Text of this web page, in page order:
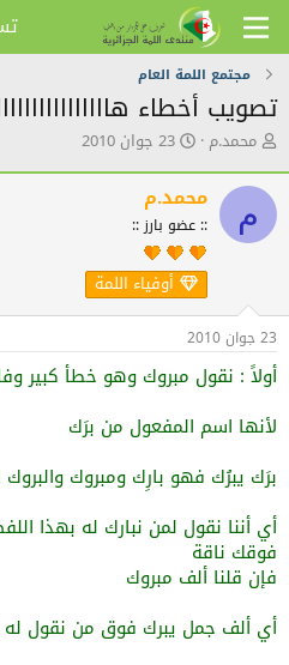
مجتمع اللمة العام
تصويب أخطاء
ك
ت
ا
ل
ض
و
ع
محمد.م ت
ر
ي
خ
ا
ل
ن
ش
23 جوان 2010
م محمد.م
:: عضو بارز ::
أوفياء اللمة
23 جوان 2010
أولاً : نقول مبروك وهو خطأ كبير
لأنها اسم المفعول من برَك
برَك يبرُك فهو بارِك ومبروك والبروك
أي أننا نقول لمن نبارك له بهذا
فوقك ناقة
فإن قلنا ألف مبروك
أي ألف جمل يبرك فوق من نقول